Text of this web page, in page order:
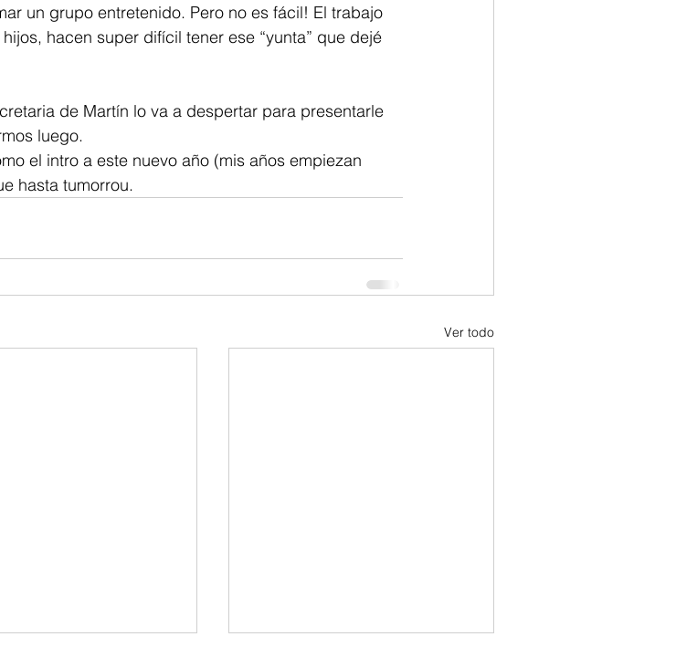
un grupo entretenido. Pero no es fácil! El trabajo
hacen super difícil tener ese “yunta” que dejé
de Martín lo va a despertar para presentarle
luego.
el intro a este nuevo año (mis años empiezan
hasta tumorrou.
Ver todo